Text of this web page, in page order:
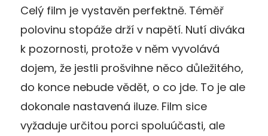
Celý film je vystavěn perfektně. Téměř
polovinu stopáže drží v napětí. Nutí diváka
k pozornosti, protože v něm vyvolává
dojem, že jestli prošvihne něco důležitého,
do konce nebude vědět, o co jde. To je ale
dokonale nastavená iluze. Film sice
vyžaduje určitou porci spoluúčasti, ale